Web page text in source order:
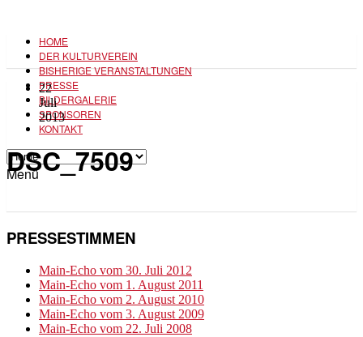
HOME
DER KULTURVEREIN
BISHERIGE VERANSTALTUNGEN
PRESSE
BILDERGALERIE
SPONSOREN
KONTAKT
Menü
22
Juli
2013
DSC_7509
PRESSESTIMMEN
Main-Echo vom 30. Juli 2012
Main-Echo vom 1. August 2011
Main-Echo vom 2. August 2010
Main-Echo vom 3. August 2009
Main-Echo vom 22. Juli 2008